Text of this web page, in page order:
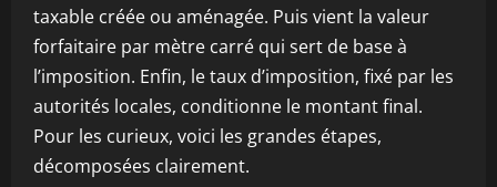
taxable créée ou aménagée. Puis vient la valeur
forfaitaire par mètre carré qui sert de base à
l’imposition. Enfin, le taux d’imposition, fixé par les
autorités locales, conditionne le montant final.
Pour les curieux, voici les grandes étapes,
décomposées clairement.